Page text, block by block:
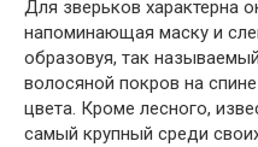
Для зверьков характерна
напоминающая маску и
образовуя, так
волосяной покров на
цвета. Кроме лесного,
самый крупный среди